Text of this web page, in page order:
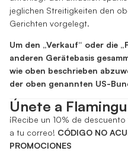
jeglichen Streitigkeiten den
Gerichten vorgelegt.
Um den „Verkauf“ oder die
anderen Gerätebasis
wie oben beschrieben
der oben genannten US-
Únete a
¡Recibe un 10% de
a tu correo! CÓDIGO NO
PROMOCIONES